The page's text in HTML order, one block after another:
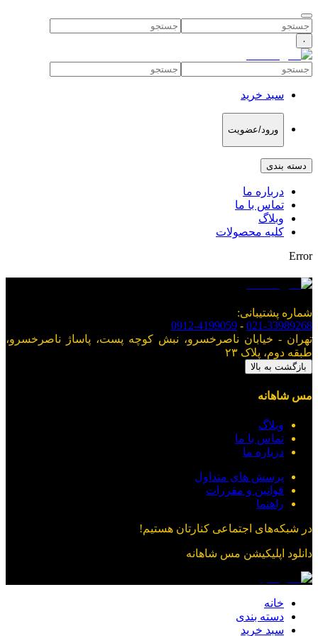
۰
سبد خرید
ورود/عضویت
دسته بندی
درباره ما
تماس با ما
وبلاگ
کلیه محصولات
Error
شماره پشتیبانی:
021-33989268
-
0912-4199059
تهران - خیابان ناصرخسرو، نبش کوچه پست، پاساژ ناصرخسرو،
طبقه دوم، پلاک ۲۳
بازگشت به بالا
مس شاهانه
وبلاگ
تماس با ما
درباره ما
پرسش های متداول
قوانین و مقررات
راهنما
در شبکه‌های اجتماعی کنارتان هستیم!
دانلود اپلیکیشن مس شاهانه
خانه
دسته بندی
سبد خرید